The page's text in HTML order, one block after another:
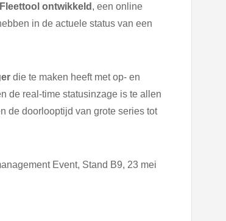
Fleettool ontwikkeld , een online
in de actuele status van een
die te maken heeft met op- en
de real-time statusinzage is te allen
de doorlooptijd van grote series tot
Event, Stand B9, 23 mei